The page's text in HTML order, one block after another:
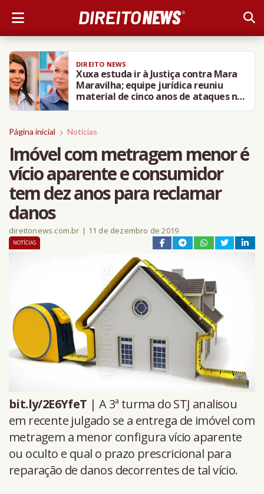
DIREITO NEWS
Xuxa estuda ir à Justiça contra Mara
Maravilha; equipe jurídica reuniu
material de cinco anos de ataques na
web; entenda
Página inicial Notícias
Imóvel com metragem menor é
vício aparente e consumidor
tem dez anos para reclamar
danos
direitonews.com.br | 11 de dezembro de 2019
NOTÍCIAS
bit.ly/2E6YfeT | A 3ª turma do STJ analisou
em recente julgado se a entrega de imóvel com
metragem a menor configura vício aparente
ou oculto e qual o prazo prescricional para
reparação de danos decorrentes de tal vício.